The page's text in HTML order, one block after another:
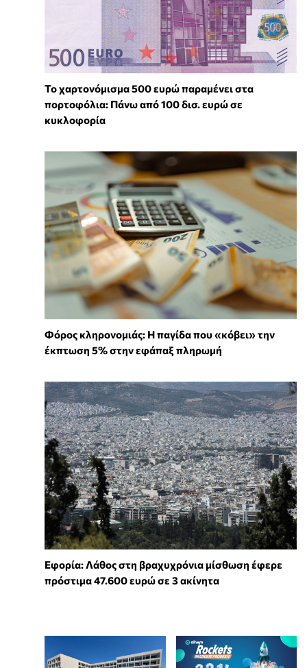
Το χαρτονόμισμα 500 ευρώ παραμένει στα
πορτοφόλια: Πάνω από 100 δισ. ευρώ σε
κυκλοφορία
Φόρος κληρονομιάς: Η παγίδα που «κόβει» την
έκπτωση 5% στην εφάπαξ πληρωμή
Εφορία: Λάθος στη βραχυχρόνια μίσθωση έφερε
πρόστιμα 47.600 ευρώ σε 3 ακίνητα